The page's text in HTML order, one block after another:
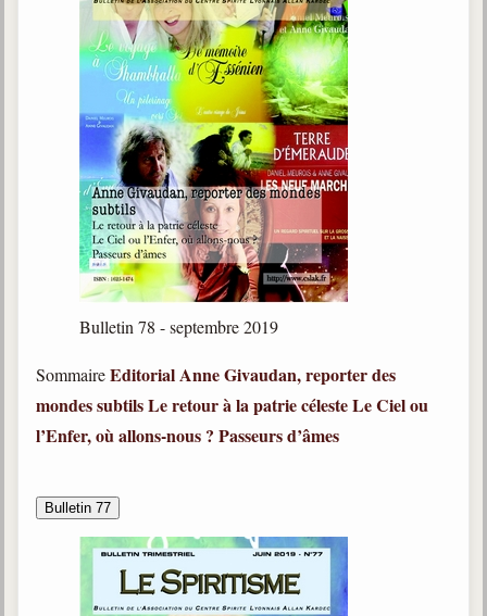
Bulletin 78 - septembre 2019
SommaireEditorialAnne Givaudan, reporter des
mondes subtilsLe retour à la patrie célesteLe Ciel ou
l’Enfer, où allons-nous ? Passeurs d’âmes
Bulletin 77